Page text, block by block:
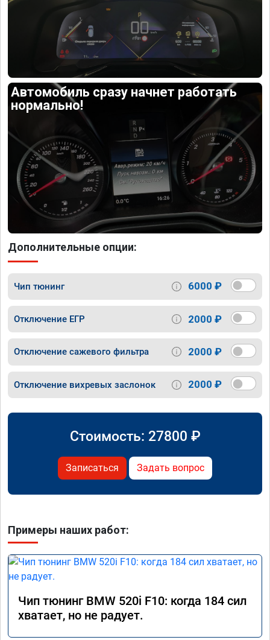
Автомобиль сразу начнет работать
нормально!
Дополнительные опции:
Чип тюнинг 6000 ₽
Отключение ЕГР 2000 ₽
Отключение сажевого фильтра 2000 ₽
Отключение вихревых заслонок 2000 ₽
Стоимость: 27800 ₽
Записаться Задать вопрос
Примеры наших работ:
Чип тюнинг BMW 520i F10: когда 184 сил
хватает, но не радует.